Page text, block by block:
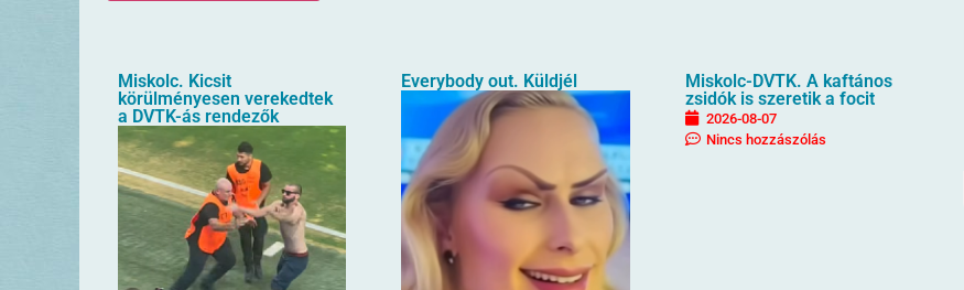
Miskolc. Kicsit
körülményesen verekedtek
a DVTK-ás rendezők
Everybody out. Küldjél
Miskolc-DVTK. A kaftános
zsidók is szeretik a focit
2026-08-07
Nincs hozzászólás